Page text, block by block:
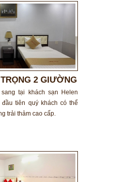
2 GIƯỜNG
tại khách sạn Helen
tiên quý khách có thể
trải thảm cao cấp.